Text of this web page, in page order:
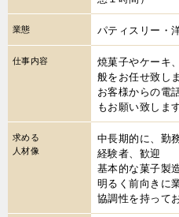
業態 パティスリー・
仕事内容
焼菓子やケーキ
般をお任せ致しま
お客様からの電
もお願い致します
求める
人材像
中長期的に、勤
経験者、歓迎
基本的な菓子製
明るく前向きに
協調性を持って